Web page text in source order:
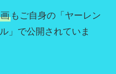
もご自身の「ヤーレン
」で公開されていま